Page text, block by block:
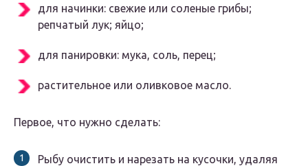
для начинки: свежие или соленые грибы;
репчатый лук; яйцо;
для панировки: мука, соль, перец;
растительное или оливковое масло.
Первое, что нужно сделать:
Рыбу очистить и нарезать на кусочки, удаляя